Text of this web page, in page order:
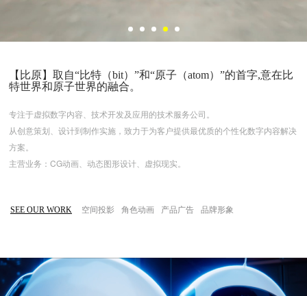
【比原】取自“比特（bit）”和“原子（atom）”的首字,意在比
特世界和原子世界的融合。
专注于虚拟数字内容、技术开发及应用的技术服务公司。
从创意策划、设计到制作实施，致力于为客户提供最优质的个性化数字内容解决
方案。
主营业务：CG动画、动态图形设计、虚拟现实。
SEE OUR WORK 空间投影 角色动画 产品广告 品牌形象